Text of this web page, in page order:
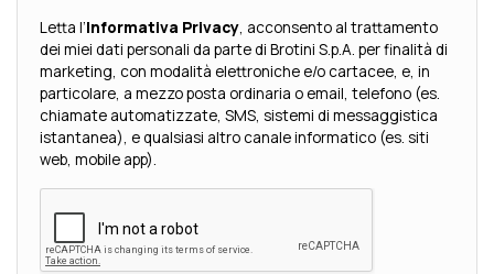
Letta l’Informativa Privacy, acconsento al trattamento
dei miei dati personali da parte di Brotini S.p.A. per finalità di
marketing, con modalità elettroniche e/o cartacee, e, in
particolare, a mezzo posta ordinaria o email, telefono (es.
chiamate automatizzate, SMS, sistemi di messaggistica
istantanea), e qualsiasi altro canale informatico (es. siti
web, mobile app).